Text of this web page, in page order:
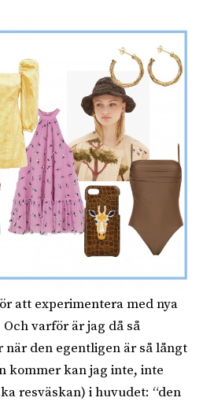
att experimentera med nya
varför är jag då så
när den egentligen är så långt
kommer kan jag inte, inte
resväskan) i huvudet: “den